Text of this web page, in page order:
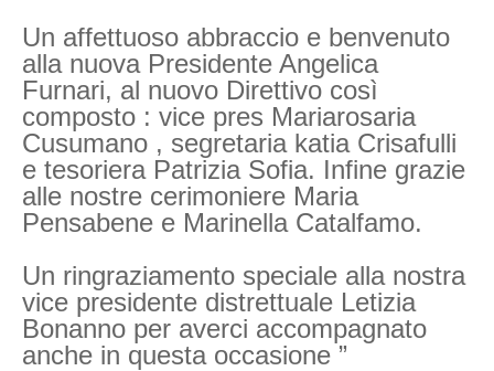
Un affettuoso abbraccio e benvenuto
alla nuova Presidente Angelica
Furnari, al nuovo Direttivo così
composto : vice pres Mariarosaria
Cusumano , segretaria katia Crisafulli
e tesoriera Patrizia Sofia. Infine grazie
alle nostre cerimoniere Maria
Pensabene e Marinella Catalfamo.
Un ringraziamento speciale alla nostra
vice presidente distrettuale Letizia
Bonanno per averci accompagnato
anche in questa occasione ”